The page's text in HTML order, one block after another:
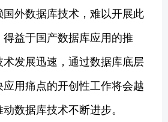
外数据库技术，难以开展此
益于国产数据库应用的推
发展迅速，通过数据库底层
用痛点的开创性工作将会越
数据库技术不断进步。